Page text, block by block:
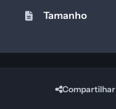
Tamanho
Compartilhar